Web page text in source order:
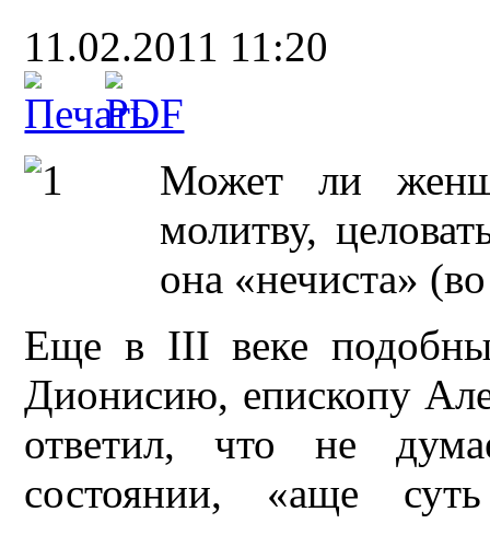
11.02.2011 11:20
Может ли
молитву,
она «нечиста»
Еще в III веке
Дионисию, епископу
ответил, что не
состоянии, «аще